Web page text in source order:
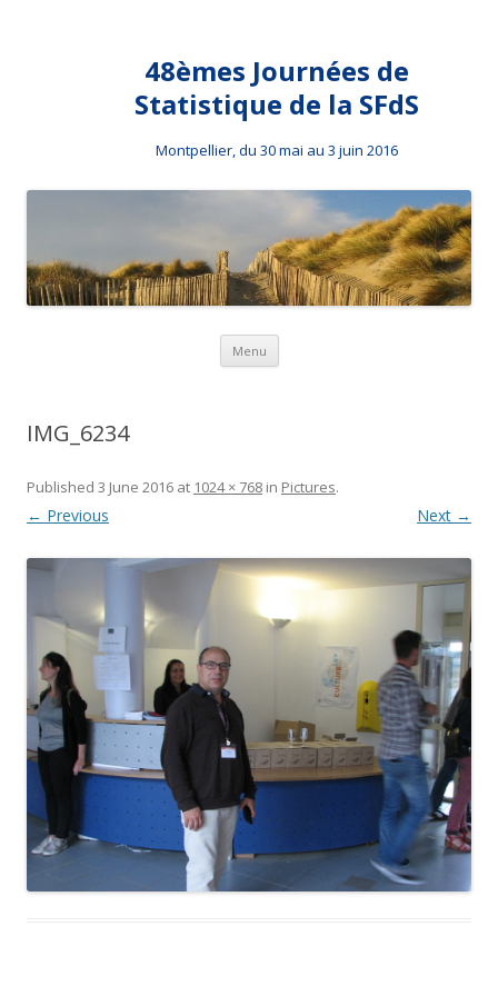
48èmes Journées de
Statistique de la SFdS
Montpellier, du 30 mai au 3 juin 2016
Menu Skip to content
IMG_6234
Published 3 June 2016 at 1024 × 768 in Pictures.
← Previous Next →